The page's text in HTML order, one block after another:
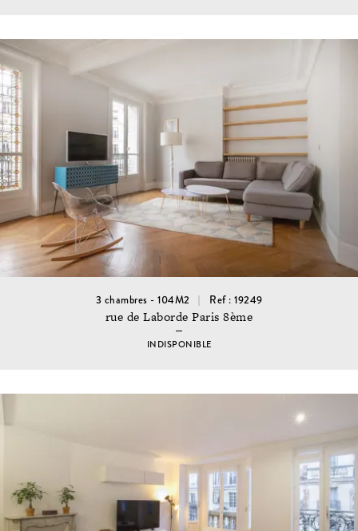
3 chambres - 104M2 Ref : 19249
rue de Laborde Paris 8ème
INDISPONIBLE